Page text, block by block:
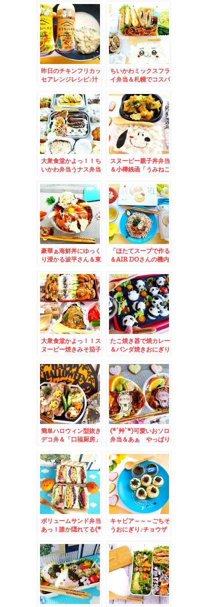
べまくる～～～(*´艸
`*)
～弁当
昨日のチキンフリカッ
セアレンジレシピ♪汁
タ♪勝手に福岡コラボ
レシピ♪
ちいかわミックスフラ
イ弁当＆札幌でコスパ
なら絶対こちら！「回
転寿司函館漁火」川沿
ソシア店さんの「Aラ
ンチ」は彩り海鮮丼
「タコ吸盤軍艦」「ホ
ッキサラダ軍艦」１０
００円でおつりくるっ
て(@￣□￣@;)！！
大衆食堂かよっ！！ち
いかわ弁当うナス弁当
ングデー＆佐呂間町で
焼肉といえば「焼肉ブ
ータン」さん秘伝のタ
レ絶品(*´艸`*)サガリ
とホルモン♪
スヌーピー親子丼弁当
＆小樽銭函「うみねこ
火で海鮮堪能(*´艸`*)
豪華ぁ海鮮丼にゆっく
り浸かる波平さん＆東
で買える「ノワ・ド
ゥ・ブール」さんの
「焼きたてフィナンシ
ェ」サクッとじゅわっ
と旨っ！！
「ほたてスープで作る
＆AIR DOさんの機内
なじみ♪グリーンズ北
見さん(*´艸`*)
大衆食堂かよっ！！ス
ヌーピー焼きみそ茄子
＆浜頓別町産「毛ガ
ニ」(*´艸`*)
たこ焼き器で焼カレー
＆パンダ焼きおにぎり
ゆら」は飲食だだけで
もできます＾＾「熟成
三元豚のロースカツ定
食」８８０円Σ(ﾟДﾟ)
お得で美味しい！
簡単ハロウィン型抜き
デコ弁＆「口福厨房」
かけ焼きそば」絶品(*
´艸`*)
(*´艸`*)可愛いおソロ
弁当＆あぁ やっぱり
♪「豚丼 いっぴん」さ
んの「豚」「山わさ
び」「白髪ネギ」トッ
ピングが定番(*´艸`*)
大満足！！
ボリュームサンド弁当
あっ！誰か隠れてる(*
「よもだそば」さんの
誘惑に負ける「ｃ朝カ
レーセット」
キャビア～～～ごちそ
うおにぎり♪チョウザ
～(≧▽≦)